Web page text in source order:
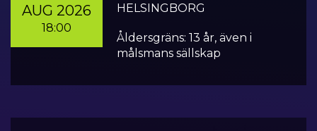
AUG 2026
18:00
HELSINGBORG
Åldersgräns: 13 år, även i
målsmans sällskap